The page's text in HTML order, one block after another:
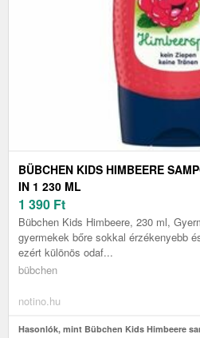
BÜBCHEN KIDS HIMBEERE
IN 1 230 ML
1 390 Ft
Bübchen Kids Himbeere, 230 ml,
gyermekek bőre sokkal érzékenyebb
ezért különös odaf...
bübchen
notino.hu
Hasonlók, mint Bübchen Kids Himbeere